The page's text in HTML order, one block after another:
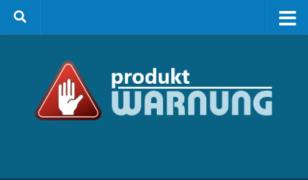
Zum Inhalt springen